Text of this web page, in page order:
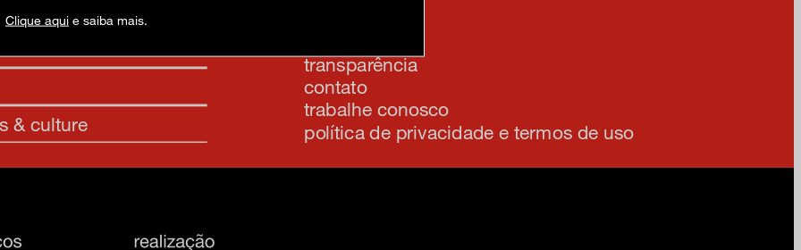
& culture
transparência
contato
trabalhe conosco
política de privacidade e termos de uso
Clique aqui e saiba mais.